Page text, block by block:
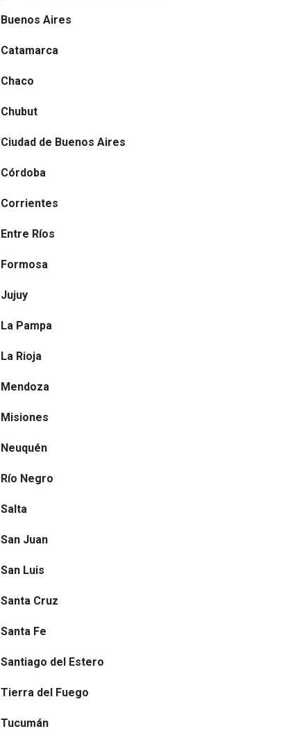
Buenos Aires
Catamarca
Chaco
Chubut
Ciudad de Buenos Aires
Córdoba
Corrientes
Entre Ríos
Formosa
Jujuy
La Pampa
La Rioja
Mendoza
Misiones
Neuquén
Río Negro
Salta
San Juan
San Luis
Santa Cruz
Santa Fe
Santiago del Estero
Tierra del Fuego
Tucumán